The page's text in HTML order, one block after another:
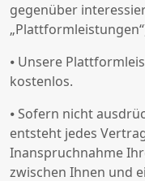
gegenüber
⦁ Unsere
kostenlos.
⦁ Sofern nicht
entsteht jedes
Inanspruchnahme
zwischen Ihnen und